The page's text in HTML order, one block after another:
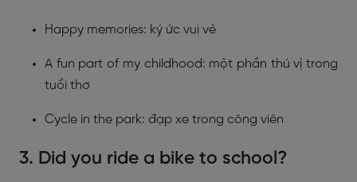
Happy memories: ký ức vui vẻ
A fun part of my childhood: một phần thú vị trong
tuổi thơ
Cycle in the park: đạp xe trong công viên
3. Did you ride a bike to school?